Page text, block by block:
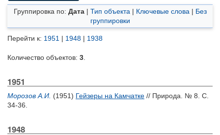
Группировка по: Дата| Тип объекта | Ключевые слова | Без
группировки
Перейти к: 1951 | 1948 | 1938
Количество объектов: 3
1951
Морозов А.И. (1951) Гейзеры на Камчатке // Природа. № 8. С.
34-36.
1948